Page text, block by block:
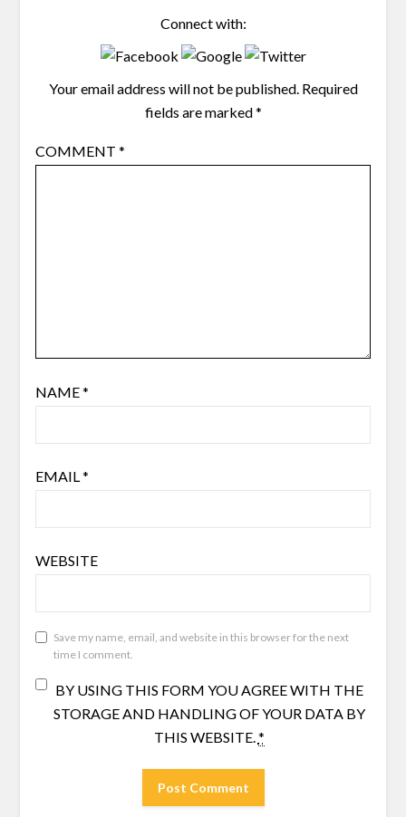
Connect with:
Your email address will not be published. Required
fields are marked*
COMMENT *
NAME*
EMAIL*
WEBSITE
Save my name, email, and website in this browser for the next
time I comment.
BY USING THIS FORM YOU AGREE WITH THE
STORAGE AND HANDLING OF YOUR DATA BY
THIS WEBSITE.*